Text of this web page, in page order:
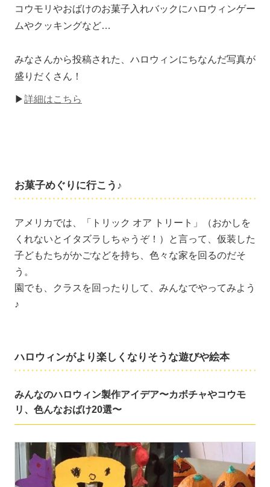
コウモリやおばけのお菓子入れバックにハロウィンゲー
ムやクッキングなど…
みなさんから投稿された、ハロウィンにちなんだ写真が
盛りだくさん！
▶詳細はこちら
お菓子めぐりに行こう♪
アメリカでは、「トリック オア トリート」（おかしを
くれないとイタズラしちゃうぞ！）と言って、仮装した
子どもたちがかごなどを持ち、色々な家を回るのだそ
う。
園でも、クラスを回ったりして、みんなでやってみよう
♪
ハロウィンがより楽しくなりそうな遊びや絵本
みんなのハロウィン製作アイデア〜カボチャやコウモ
リ、色んなおばけ20選〜